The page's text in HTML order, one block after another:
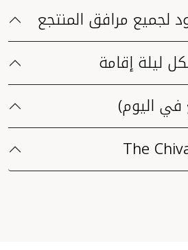
لجميع مرافق المنتجع
ليلة إقامة
اليوم)
The